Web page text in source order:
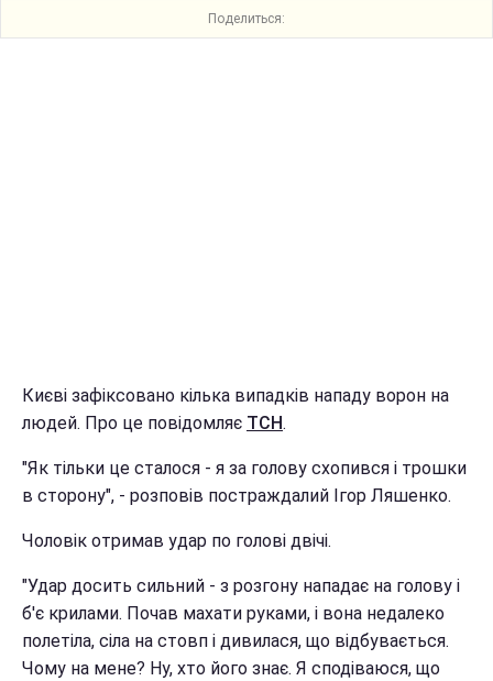
Поделиться:
Києві зафіксовано кілька випадків нападу ворон на
людей. Про це повідомляє ТСН.
"Як тільки це сталося - я за голову схопився і трошки
в сторону", - розповів постраждалий Ігор Ляшенко.
Чоловік отримав удар по голові двічі.
"Удар досить сильний - з розгону нападає на голову і
б'є крилами. Почав махати руками, і вона недалеко
полетіла, сіла на стовп і дивилася, що відбувається.
Чому на мене? Ну, хто його знає. Я сподіваюся, що